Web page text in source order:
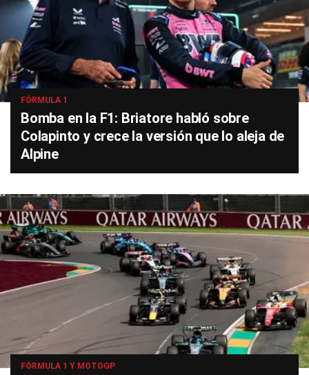
FÓRMULA 1
Bomba en la F1: Briatore habló sobre
Colapinto y crece la versión que lo aleja de
Alpine
FÓRMULA 1 Y MOTOGP